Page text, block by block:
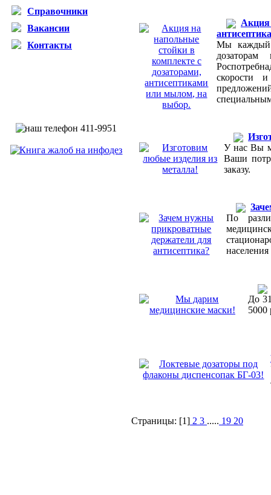
Справочники
Вакансии
Контакты
Акция
Мы каждый
скорости
У нас Вы
Ваши
заказу.
По
населения
До
5000
Страницы: [1] 2 3 ..... 19 20